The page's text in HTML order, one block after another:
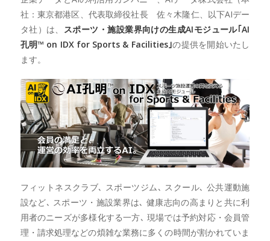
社：東京都港区、代表取締役社長 佐々木隆仁、以下AIデー
タ社）は、 スポーツ・施設業界向けの生成AIモジュール｢AI
孔明™ on IDX for Sports & Facilities｣の提供を開始いたし
ます。
フィットネスクラブ､ スポーツジム､ スクール､ 公共運動施
設など､ スポーツ・施設業界は､ 健康志向の高まりと共に利
用者のニーズが多様化する一方､ 現場では予約対応・会員管
理・請求処理などの煩雑な業務に多くの時間が割かれていま